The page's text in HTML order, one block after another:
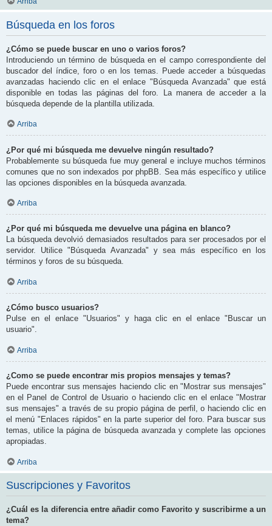
Búsqueda en los foros
¿Cómo se puede buscar en uno o varios foros?
Introduciendo un término de búsqueda en el campo correspondiente del
buscador del índice, foro o en los temas. Puede acceder a búsquedas
avanzadas haciendo clic en el enlace "Búsqueda Avanzada" que está
disponible en todas las páginas del foro. La manera de acceder a la
búsqueda depende de la plantilla utilizada.
Arriba
¿Por qué mi búsqueda me devuelve ningún resultado?
Probablemente su búsqueda fue muy general e incluye muchos términos
comunes que no son indexados por phpBB. Sea más específico y utilice
las opciones disponibles en la búsqueda avanzada.
Arriba
¿Por qué mi búsqueda me devuelve una página en blanco?
La búsqueda devolvió demasiados resultados para ser procesados por el
servidor. Utilice "Búsqueda Avanzada" y sea más específico en los
términos y foros de su búsqueda.
Arriba
¿Cómo busco usuarios?
Pulse en el enlace "Usuarios" y haga clic en el enlace "Buscar un
usuario".
Arriba
¿Como se puede encontrar mis propios mensajes y temas?
Puede encontrar sus mensajes haciendo clic en "Mostrar sus mensajes"
en el Panel de Control de Usuario o haciendo clic en el enlace "Mostrar
sus mensajes" a través de su propio página de perfil, o haciendo clic en
el menú "Enlaces rápidos" en la parte superior del foro. Para buscar sus
temas, utilice la página de búsqueda avanzada y complete las opciones
apropiadas.
Arriba
Suscripciones y Favoritos
¿Cuál es la diferencia entre añadir como Favorito y suscribirme a un
tema?